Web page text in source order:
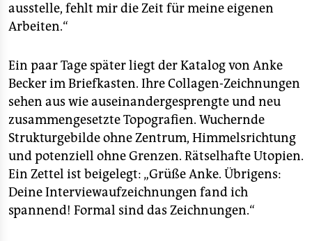
ausstelle, fehlt mir die Zeit für meine eigenen
Arbeiten.“
Ein paar Tage später liegt der Katalog von Anke
Becker im Briefkasten. Ihre Collagen-Zeichnungen
sehen aus wie auseinandergesprengte und neu
zusammengesetzte Topografien. Wuchernde
Strukturgebilde ohne Zentrum, Himmelsrichtung
und potenziell ohne Grenzen. Rätselhafte Utopien.
Ein Zettel ist beigelegt: „Grüße Anke. Übrigens:
Deine Interviewaufzeichnungen fand ich
spannend! Formal sind das Zeichnungen.“